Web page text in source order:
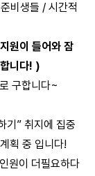
비생들 / 시간적
원이 들어와 잠
니다! )
구합니다~
기” 취지에 집중
획 중 입니다!
원이 더필요하다